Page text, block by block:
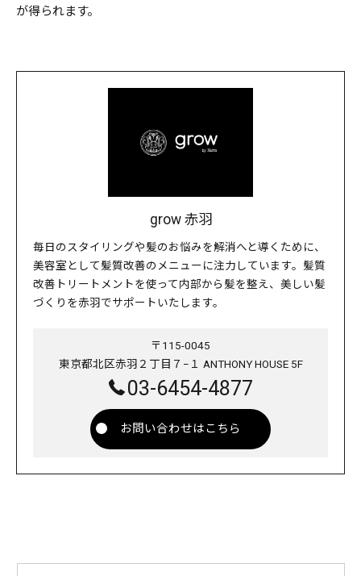
が得られます。
grow 赤羽
毎日のスタイリングや髪のお悩みを解消へと導くために、
美容室として髪質改善のメニューに注力しています。髪質
改善トリートメントを使って内部から髪を整え、美しい髪
づくりを赤羽でサポートいたします。
〒115-0045
東京都北区赤羽２丁目７−１ ANTHONY HOUSE 5F
03-6454-4877
お問い合わせはこちら